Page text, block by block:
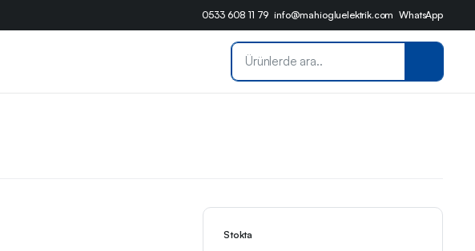
0533 608 11 79 info@mahiogluelektrik.com WhatsApp
Stokta